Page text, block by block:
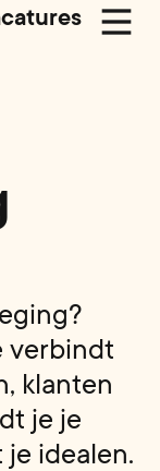
eging?
verbindt
, klanten
dt je je
je idealen.